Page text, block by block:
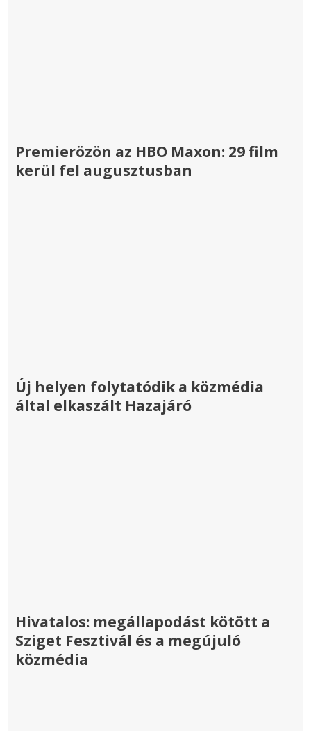
Premierözön az HBO Maxon: 29 film
kerül fel augusztusban
Új helyen folytatódik a közmédia
által elkaszált Hazajáró
Hivatalos: megállapodást kötött a
Sziget Fesztivál és a megújuló
közmédia